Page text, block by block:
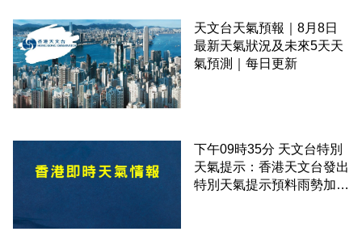
天文台天氣預報｜8月8日
最新天氣狀況及未來5天天
氣預測｜每日更新
下午09時35分 天文台特別
天氣提示：香港天文台發出
特別天氣提示預料雨勢加劇